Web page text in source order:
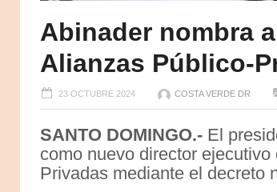
Abinader nombra
Alianzas Público-
23 OCTUBRE 2024 COSTA VERDE DR
SANTO DOMINGO.- El
como nuevo director
Privadas mediante el decreto